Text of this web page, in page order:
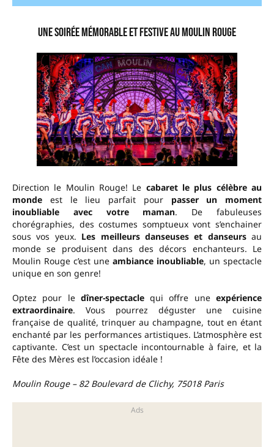
Une soirée mémorable et festive au Moulin Rouge
Direction le Moulin Rouge! Le cabaret le plus célèbre au
monde est le lieu parfait pour passer un moment
inoubliable avec votre maman. De fabuleuses
chorégraphies, des costumes somptueux vont s’enchainer
sous vos yeux. Les meilleurs danseuses et danseurs au
monde se produisent dans des décors enchanteurs. Le
Moulin Rouge c’est une ambiance inoubliable, un spectacle
unique en son genre!
Optez pour le dîner-spectaclequi offre uneexpérience
extraordinaire. Vous pourrez déguster une cuisine
française de qualité, trinquer au champagne, tout en étant
enchanté par les performances artistiques. L’atmosphère est
captivante. C’est un spectacle incontournable à faire, et la
Fête des Mères est l’occasion idéale !
Moulin Rouge – 82 Boulevard de Clichy, 75018 Paris